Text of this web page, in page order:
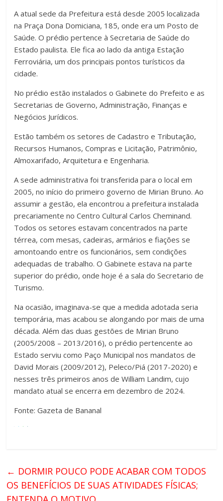
A atual sede da Prefeitura está desde 2005 localizada
na Praça Dona Domiciana, 185, onde era um Posto de
Saúde. O prédio pertence à Secretaria de Saúde do
Estado paulista. Ele fica ao lado da antiga Estação
Ferroviária, um dos principais pontos turísticos da
cidade.
No prédio estão instalados o Gabinete do Prefeito e as
Secretarias de Governo, Administração, Finanças e
Negócios Jurídicos.
Estão também os setores de Cadastro e Tributação,
Recursos Humanos, Compras e Licitação, Patrimônio,
Almoxarifado, Arquitetura e Engenharia.
A sede administrativa foi transferida para o local em
2005, no início do primeiro governo de Mirian Bruno. Ao
assumir a gestão, ela encontrou a prefeitura instalada
precariamente no Centro Cultural Carlos Cheminand.
Todos os setores estavam concentrados na parte
térrea, com mesas, cadeiras, armários e fiações se
amontoando entre os funcionários, sem condições
adequadas de trabalho. O Gabinete estava na parte
superior do prédio, onde hoje é a sala do Secretario de
Turismo.
Na ocasião, imaginava-se que a medida adotada seria
temporária, mas acabou se alongando por mais de uma
década. Além das duas gestões de Mirian Bruno
(2005/2008 – 2013/2016), o prédio pertencente ao
Estado serviu como Paço Municipal nos mandatos de
David Morais (2009/2012), Peleco/Piá (2017-2020) e
nesses três primeiros anos de William Landim, cujo
mandato atual se encerra em dezembro de 2024.
Fonte: Gazeta de Bananal
← DORMIR POUCO PODE ACABAR COM TODOS
OS BENEFÍCIOS DE SUAS ATIVIDADES FÍSICAS;